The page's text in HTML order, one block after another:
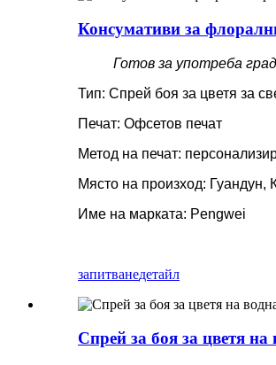
Консумативи за
Готов за употреба
Тип: Спрей боя за цветя за
Печат: Офсетов печат
Метод на печат:
Място на произход: Гуандун,
Име на марката: Pengwei
запитванедетайл
Спрей за боя за цветя